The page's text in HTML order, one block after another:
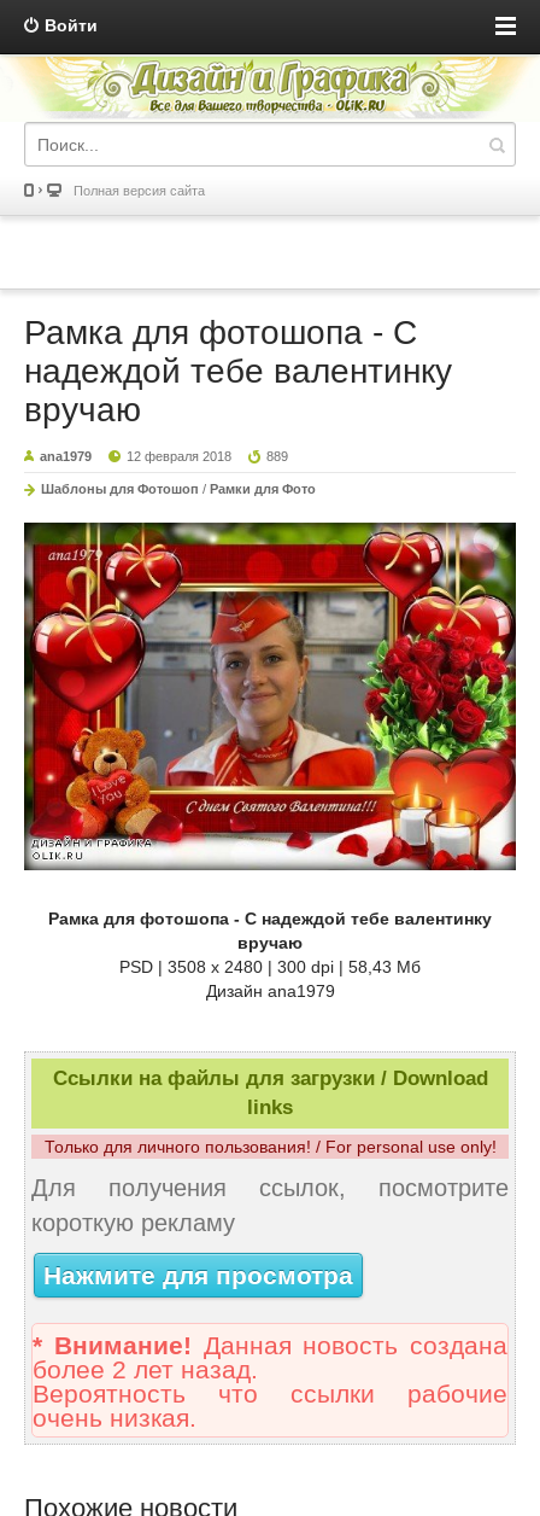
Войти
Полная версия сайта
Рамка для фотошопа - С
надеждой тебе валентинку
вручаю
ana1979 12 февраля 2018 889
Шаблоны для Фотошоп / Рамки для Фото
Рамка для фотошопа - С надеждой тебе валентинку
вручаю
PSD | 3508 x 2480 | 300 dpi | 58,43 Мб
Дизайн аnа1979
Ссылки на файлы для загрузки / Download
links
Только для личного пользования! / For personal use only!
Для получения ссылок, посмотрите
короткую рекламу
Нажмите для просмотра
* Внимание! Данная новость создана
более 2 лет назад.
Вероятность что ссылки рабочие
очень низкая.
Похожие новости